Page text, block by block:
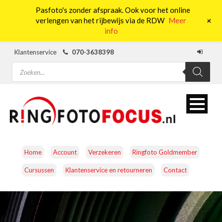
Klantenservice
070-3638398
Producten
zoeken
Home Account Verzekeren Ringfoto Goldmember
Cursussen Klantenservice en retourneren Contact
CAMERA’S OBJECTIEVEN ACCESSOIRES
Pasfoto's zonder afspraak. Ook voor het online
verlengen van het rijbewijs via de RDW Meer
info
+